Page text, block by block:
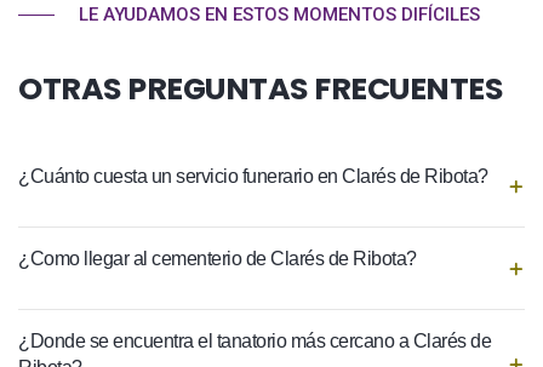
LE AYUDAMOS EN ESTOS MOMENTOS DIFÍCILES
OTRAS PREGUNTAS FRECUENTES
¿Cuánto cuesta un servicio funerario en Clarés de Ribota?
¿Como llegar al cementerio de Clarés de Ribota?
¿Donde se encuentra el tanatorio más cercano a Clarés de